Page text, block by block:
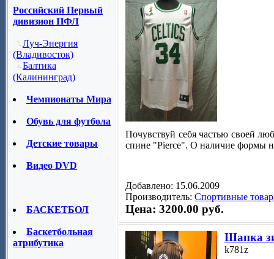
Российский Первый
дивизион ПФЛ
Луч-Энергия
(Владивосток)
Балтика
(Калининград)
Чемпионаты Мира
Обувь для футбола
Детские товары
Видео DVD
БАСКЕТБОЛ
Баскетбольная
атрибутика
Почувствуй себя частью своей
спине "Pierce". О наличие формы
Добавлено: 15.06.2009
Производитель: Спортивные
Цена: 3200.00 руб.
Шапка
k781z